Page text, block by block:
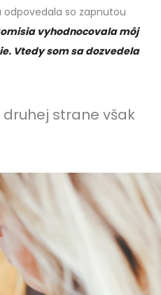
so zapnutou
vyhodnocovala môj
Vtedy som sa dozvedela
strane však